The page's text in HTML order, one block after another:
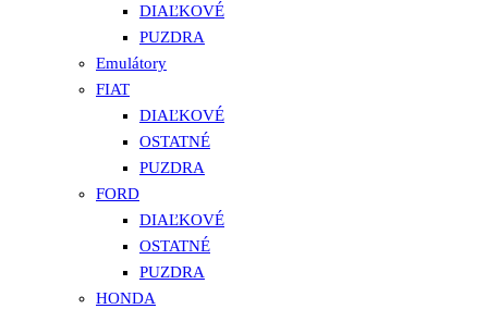
DIAĽKOVÉ
PUZDRA
Emulátory
FIAT
DIAĽKOVÉ
OSTATNÉ
PUZDRA
FORD
DIAĽKOVÉ
OSTATNÉ
PUZDRA
HONDA